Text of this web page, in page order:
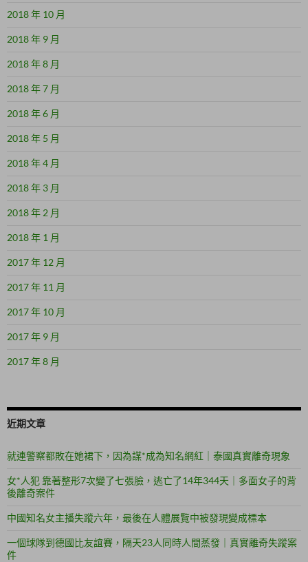
2018 年 10 月
2018 年 9 月
2018 年 8 月
2018 年 7 月
2018 年 6 月
2018 年 5 月
2018 年 4 月
2018 年 3 月
2018 年 2 月
2018 年 1 月
2017 年 12 月
2017 年 11 月
2017 年 10 月
2017 年 9 月
2017 年 8 月
近期文章
就連警察都敗在她裙下，因為謀*成為知名網紅｜泰國真實離奇現象
女*人犯 靠著整形7次變了七張臉，逃亡了14年344天｜多面女子的背
後離奇案件
中國知名女主播失蹤六年，最後在人體展覽中被發現變成標本
一個球隊到德國比友誼賽，隔天23人同時人間蒸發｜真實離奇失蹤案
件